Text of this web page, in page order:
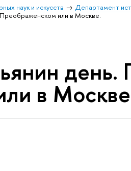
наук и искусств Департамент
Преображенском или в Москве.
день.
в